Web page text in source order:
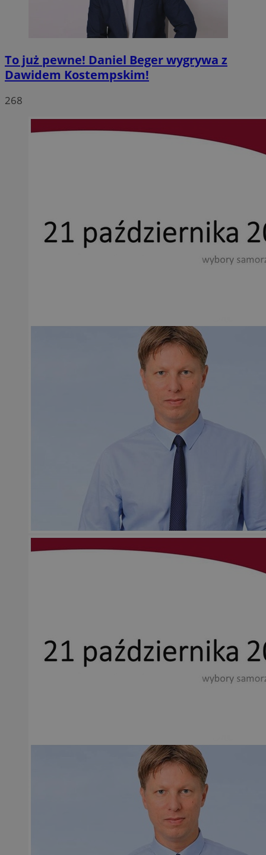
To już pewne! Daniel Beger wygrywa z
Dawidem Kostempskim!
268